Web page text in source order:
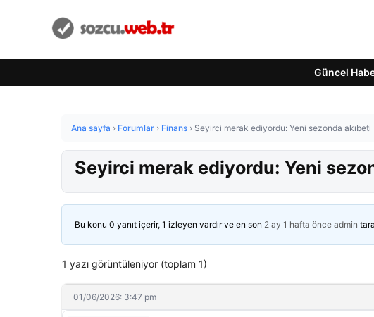
Güncel
Ana sayfa › Forumlar › Finans › Seyirci merak ediyordu: Yeni sezonda akıbeti
Seyirci merak ediyordu: Yeni
Bu konu 0 yanıt içerir, 1 izleyen vardır ve en son 2 ay 1 hafta önce admin
1 yazı görüntüleniyor (toplam 1)
01/06/2026: 3:47 pm